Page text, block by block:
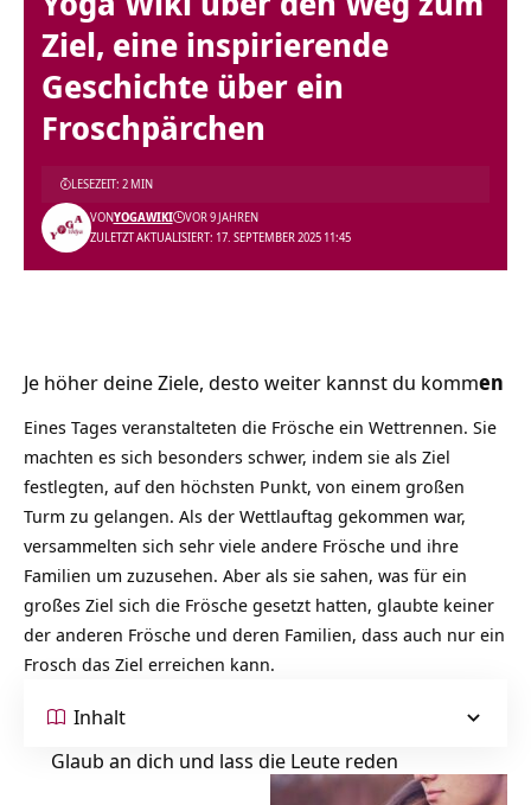
Ziel, eine inspirierende
Geschichte über ein
Froschpärchen
ZULETZT AKTUALISIERT: 17. SEPTEMBER 2025 11:45
VONYOGAWIKI VOR 9 JAHREN
LESEZEIT: 2 MIN
Je höher deine Ziele, desto weiter kannst du kommen
Eines Tages veranstalteten die Frösche ein Wettrennen. Sie
machten es sich besonders schwer, indem sie als Ziel
festlegten, auf den höchsten Punkt, von einem großen
Turm zu gelangen. Als der Wettlauftag gekommen war,
versammelten sich sehr viele andere Frösche und ihre
Familien um zuzusehen. Aber als sie sahen, was für ein
großes Ziel sich die Frösche gesetzt hatten, glaubte keiner
der anderen Frösche und deren Familien, dass auch nur ein
Frosch das Ziel erreichen kann.
Inhalt
Glaub an dich und lass die Leute reden